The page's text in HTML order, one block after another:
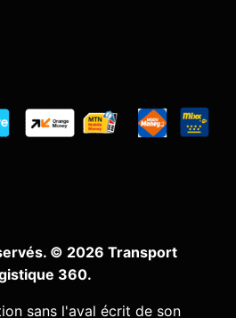
© 2026 Transport
360.
sans l'aval écrit de son